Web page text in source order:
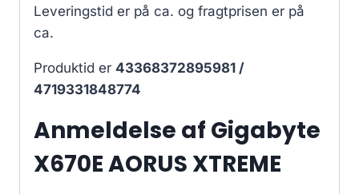
Leveringstid er på ca. og fragtprisen er på
ca.
Produktid er 43368372895981 /
4719331848774
Anmeldelse af Gigabyte
X670E AORUS XTREME